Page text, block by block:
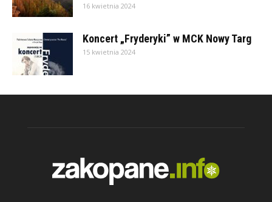
16 kwietnia 2024
Koncert „Fryderyki” w MCK Nowy Targ
15 kwietnia 2024